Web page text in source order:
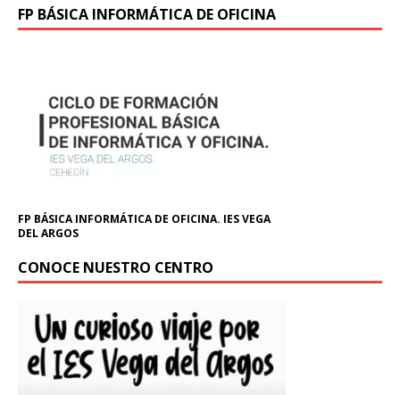
FP BÁSICA INFORMÁTICA DE OFICINA
FP BÁSICA INFORMÁTICA DE OFICINA. IES VEGA
DEL ARGOS
CONOCE NUESTRO CENTRO